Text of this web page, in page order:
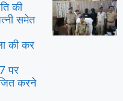
की
समेत
की कर
पर
करने